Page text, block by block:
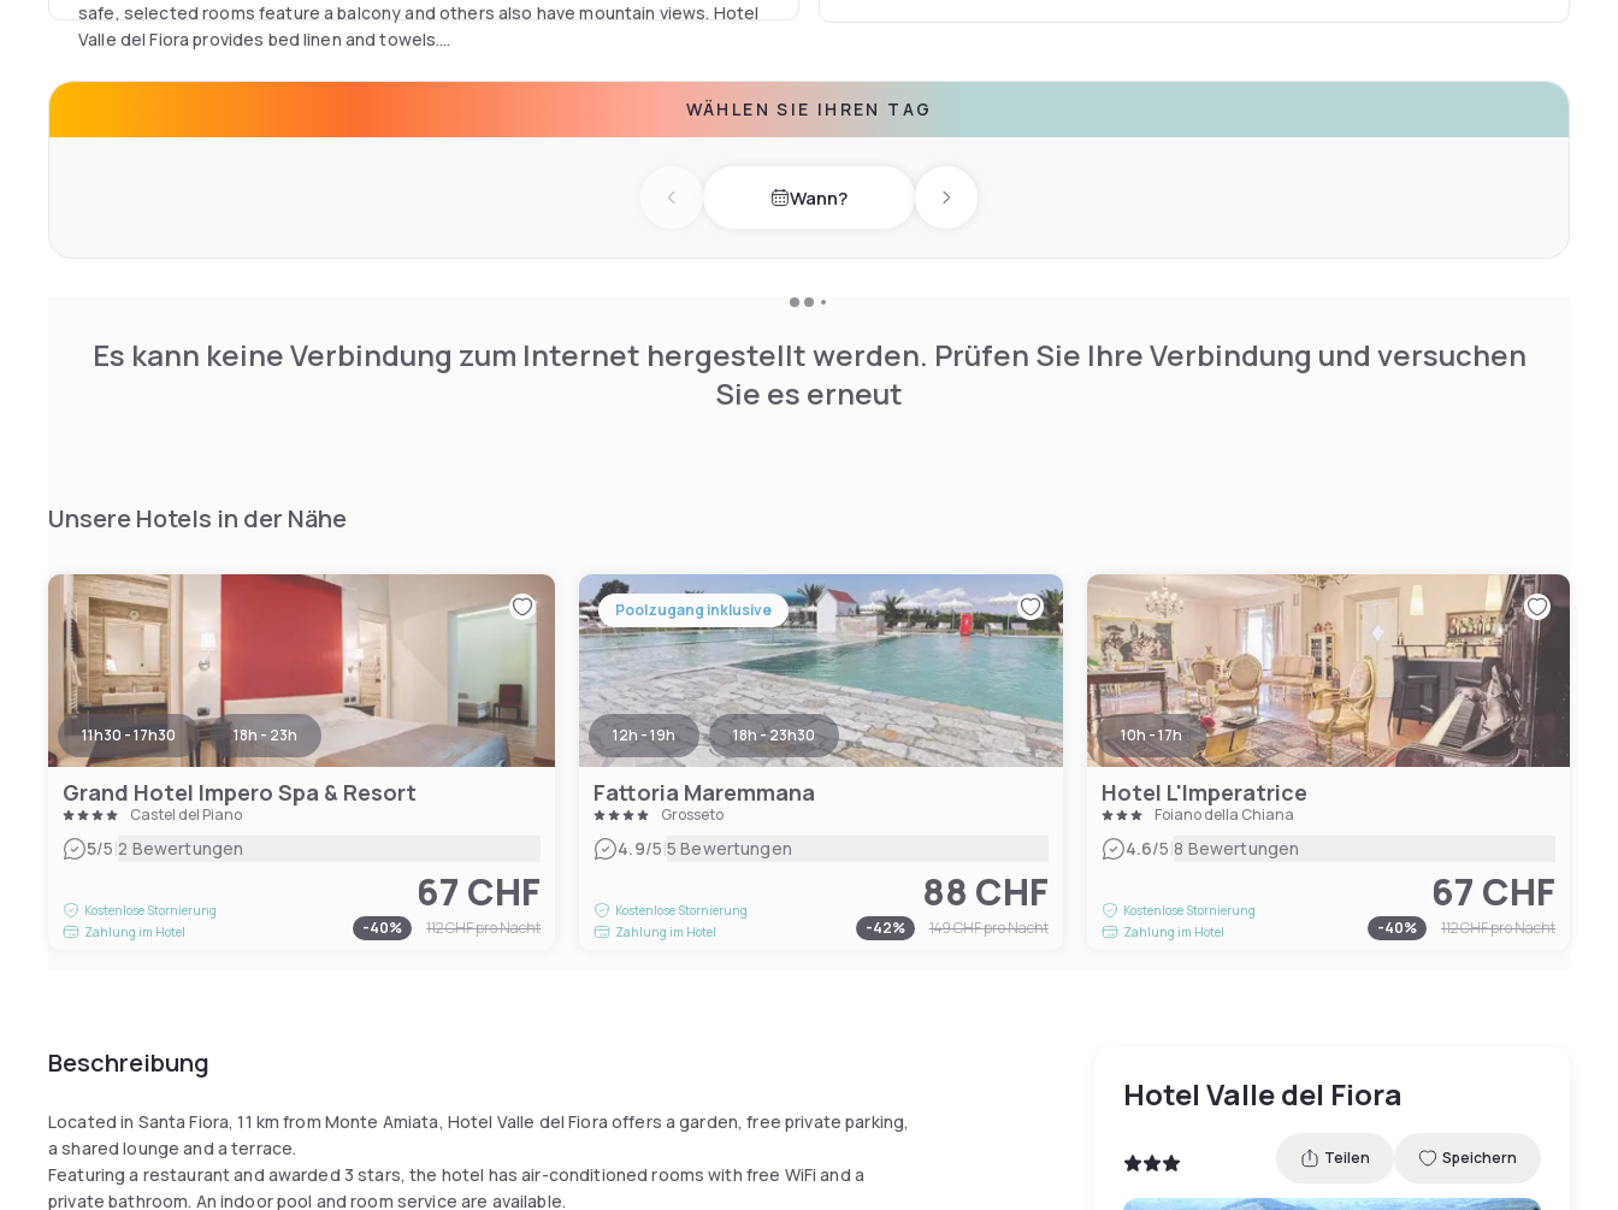
safe, selected rooms feature a balcony and others also have mountain views. Hotel
Valle del Fiora provides bed linen and towels.
hot springs. Perugia San Francesco d'Assisi Airport, the nearest airport, is 105 km
away.
WÄHLEN SIE IHREN TAG
Previous day Wann? Next day
Es kann keine Verbindung zum Internet hergestellt werden. Prüfen Sie Ihre Verbindung und versuchen
Sie es erneut
Unsere Hotels in der Nähe
11h30 - 17h30 18h - 23h
Grand Hotel Impero Spa & Resort
Castel del Piano
5/5|2 Bewertungen
Kostenlose Stornierung
Zahlung im Hotel
67 CHF
-40% 112 CHFpro Nacht
Poolzugang inklusive
12h - 19h 18h - 23h30
Fattoria Maremmana
Grosseto
4.9/5|5 Bewertungen
Kostenlose Stornierung
Zahlung im Hotel
88 CHF
-42% 149 CHFpro Nacht
10h - 17h
Hotel L'Imperatrice
Foiano della Chiana
4.6/5|8 Bewertungen
Kostenlose Stornierung
Zahlung im Hotel
67 CHF
-40% 112 CHFpro Nacht
Beschreibung
Located in Santa Fiora, 11 km from Monte Amiata, Hotel Valle del Fiora offers a garden, free private parking,
a shared lounge and a terrace.
Featuring a restaurant and awarded 3 stars, the hotel has air-conditioned rooms with free WiFi and a
private bathroom. An indoor pool and room service are available.
Hotel Valle del Fiora
Teilen Speichern